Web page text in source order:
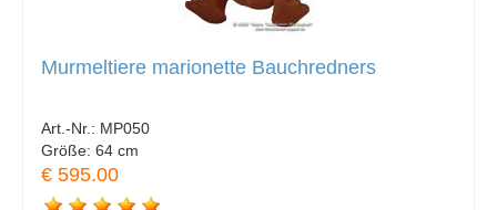
Murmeltiere marionette Bauchredners
Art.-Nr.: MP050
Größe: 64 cm
€ 595.00